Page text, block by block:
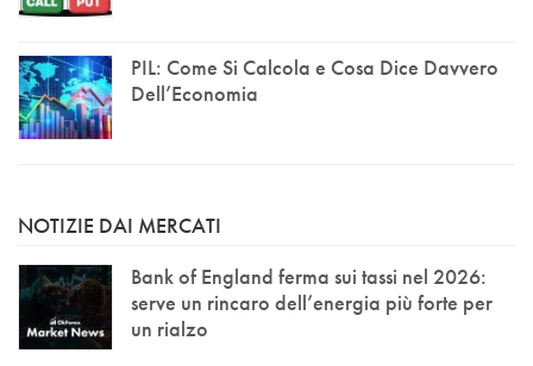
PIL: Come Si Calcola e Cosa Dice Davvero
Dell’Economia
NOTIZIE DAI MERCATI
Bank of England ferma sui tassi nel 2026:
serve un rincaro dell’energia più forte per
un rialzo